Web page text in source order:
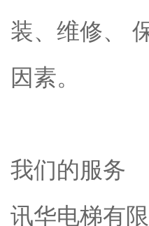
装、维修、
因素。
我们的服务
讯华电梯有